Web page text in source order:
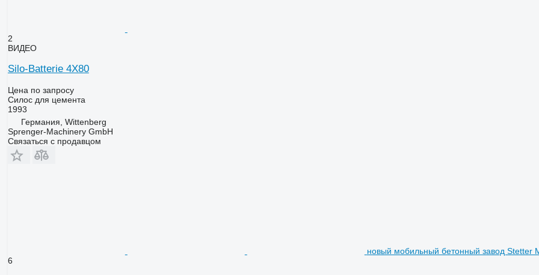
2
ВИДЕО
Silo-Batterie 4X80
Цена по запросу
Силос для цемента
1993
Германия, Wittenberg
Sprenger-Machinery GmbH
Связаться с продавцом
новый мобильный бетонный завод Stetter
6